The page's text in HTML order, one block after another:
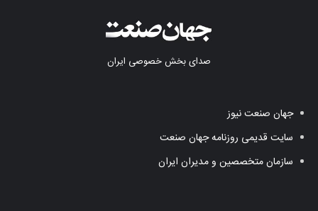
صدای بخش خصوصی ایران
جهان صنعت نیوز
سایت قدیمی روزنامه جهان صنعت
سازمان متخصصین و مدیران ایران